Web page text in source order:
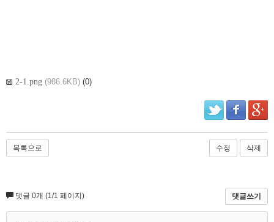
2-1.png (986.6KB) (0)
목록으로 수정 삭제